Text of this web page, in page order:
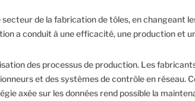
de la fabrication de tôles, en changeant
a conduit à une efficacité, une production et
des processus de production. Les
et des systèmes de contrôle en réseau.
axée sur les données rend possible la